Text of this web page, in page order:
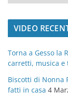
t
o
r
i
e
VIDEO
Torna a Gesso la
carretti, musica e
Biscotti di Nonna
fatti in casa 4